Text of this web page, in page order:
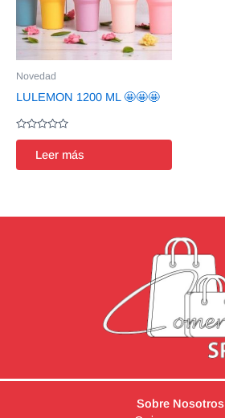
Novedad
LULEMON 1200 ML 🤩🤩🤩
Valorado
de
Leer más
Sobre Nosotros